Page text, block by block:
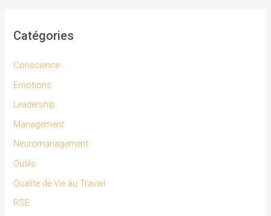
Catégories
Conscience
Emotions
Leadership
Management
Neuromanagement
Outils
Qualite de Vie au Travail
RSE